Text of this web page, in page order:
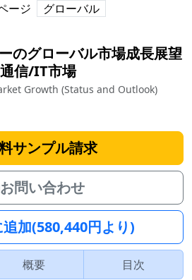
ージ グローバル
のグローバル市場成長展望
通信/IT市場
Growth (Status and Outlook)
サンプル請求
お問い合わせ
加(580,440円より)
概要 目次